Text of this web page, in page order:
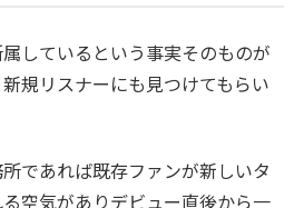
しているという事実そのものが
規リスナーにも見つけてもらい
であれば既存ファンが新しいタ
空気がありデビュー直後から一